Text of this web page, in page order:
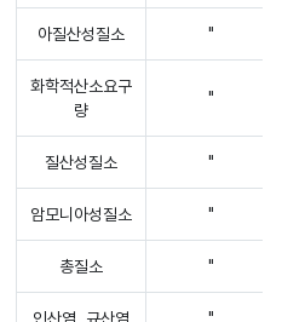
아질산성질소 "
화학적산소요구
량
"
질산성질소 "
암모니아성질소 "
총질소 "